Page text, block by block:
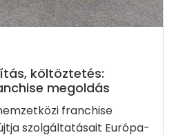
költöztetés:
megoldás
nemzetközi franchise
szolgáltatásait Európa-